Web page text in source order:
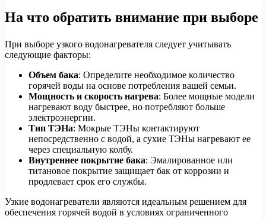
На что обратить внимание при выборе
При выборе узкого водонагревателя следует учитывать
следующие факторы:
Объем бака: Определите необходимое количество
горячей воды на основе потребления вашей семьи.
Мощность и скорость нагрева: Более мощные модели
нагревают воду быстрее, но потребляют больше
электроэнергии.
Тип ТЭНа: Мокрые ТЭНы контактируют
непосредственно с водой, а сухие ТЭНы нагревают ее
через специальную колбу.
Внутреннее покрытие бака: Эмалированное или
титановое покрытие защищает бак от коррозии и
продлевает срок его службы.
Узкие водонагреватели являются идеальным решением для
обеспечения горячей водой в условиях ограниченного